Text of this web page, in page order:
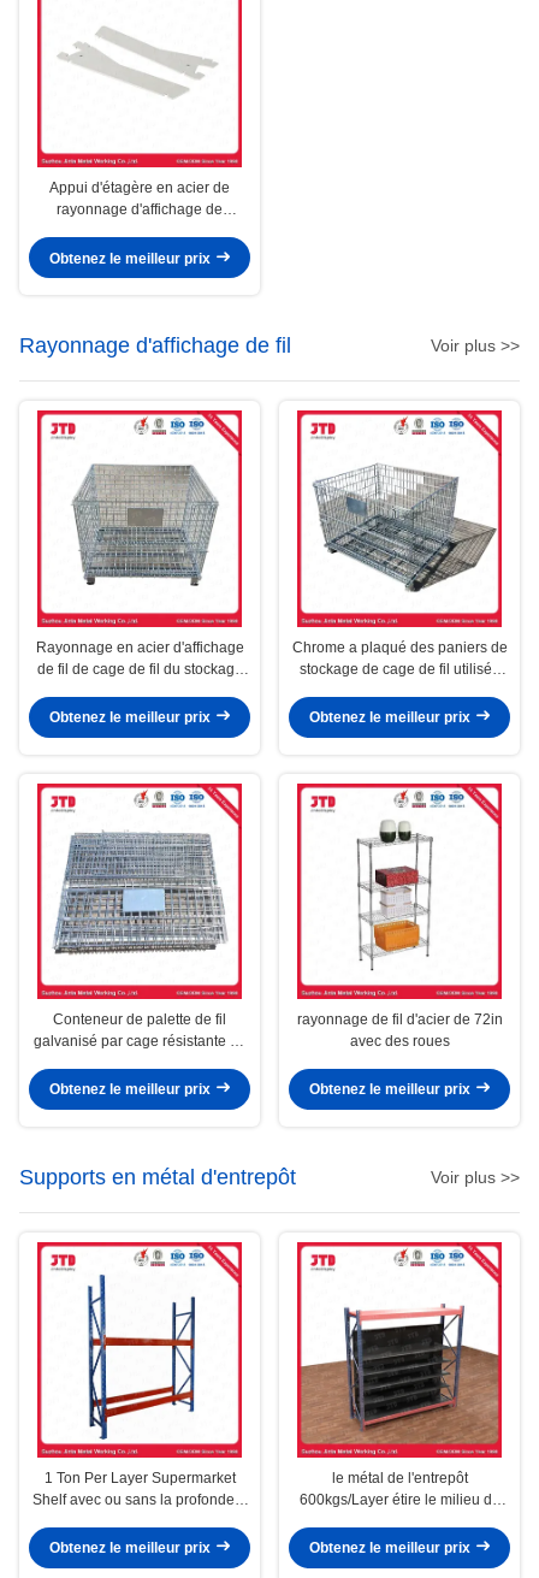
Appui d'étagère en acier de
rayonnage d'affichage de
Obtenez le meilleur prix
Rayonnage d'affichage de fil Voir plus >>
Rayonnage en acier d'affichage
de fil de cage de fil du stockage
Obtenez le meilleur prix
Chrome a plaqué des paniers de
stockage de cage de fil utilisés
Obtenez le meilleur prix
Conteneur de palette de fil
galvanisé par cage résistante de
Obtenez le meilleur prix
rayonnage de fil d'acier de 72in
avec des roues
Obtenez le meilleur prix
Supports en métal d'entrepôt Voir plus >>
1 Ton Per Layer Supermarket
Shelf avec ou sans la profondeur
Obtenez le meilleur prix
le métal de l'entrepôt
600kgs/Layer étire le milieu de
Obtenez le meilleur prix